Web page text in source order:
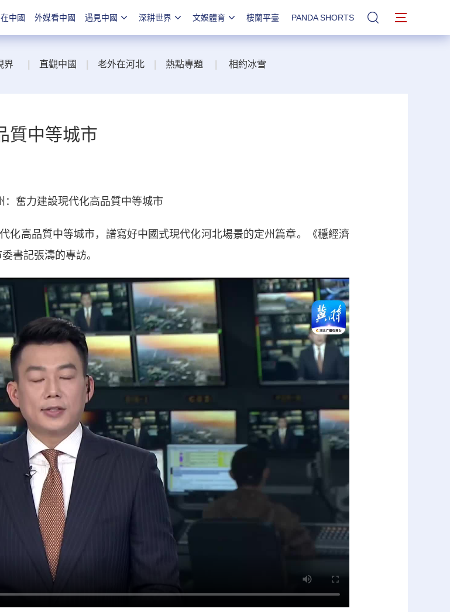
中國 外媒看中國 遇見中國 深耕世界 文娛體育 樓蘭平臺 PANDA SHORTS 站內搜索
界 直觀中國 老外在河北 熱點專題 相約冰雪
質中等城市
奮力建設現代化高品質中等城市
高品質中等城市，譜寫好中國式現代化河北場景的定州篇章。《穩經濟
書記張濤的專訪。